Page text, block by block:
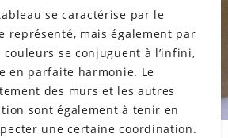
se caractérise par le
représenté, mais également par
couleurs se conjuguent à l’infini,
en parfaite harmonie. Le
des murs et les autres
sont également à tenir en
une certaine coordination.